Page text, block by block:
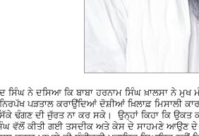
ਸਿੰਘ ਨੇ ਦਸਿਆ ਕਿ ਬਾਬਾ ਹਰਨਾਮ ਸਿੰਘ ਖ਼ਾਲਸਾ ਨੇ ਮੁਖ
ਪੜਤਾਲ ਕਰਾਉਂਦਿਆਂ ਦੋਸ਼ੀਆਂ ਖ਼ਿਲਾਫ਼ ਮਿਸਾਲੀ
ਢੰਗਣ ਦੀ ਜੁੱਰਤ ਨਾ ਕਰ ਸਕੇ। ਉਨ੍ਹਾਂ ਕਿਹਾ ਕਿ ਉਕਤ
ਵੱਲੋਂ ਕੀਤੀ ਗਈ ਤਸਦੀਕ ਅਤੇ ਕੇਸ ਦੇ ਸਾਹਮਣੇ ਆਉਣ ਦੇ